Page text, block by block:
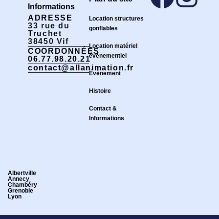
Informations
ADRESSE
33 rue du
Truchet
38450 Vif
COORDONNÉES
06.77.98.20.21
contact@allanimation.fr
Location structures
gonflables
Location matériel
événementiel
Évènement
Histoire
Contact &
Informations
Albertville
Annecy
Chambéry
Grenoble
Lyon